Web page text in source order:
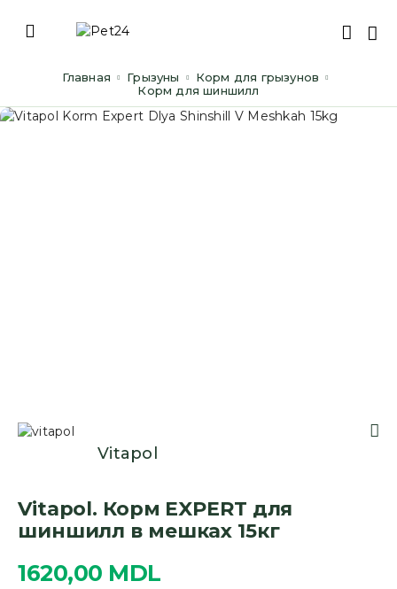
Главная Грызуны
Корм для грызунов
Корм для шиншилл
Vitapol
Vitapol. Корм EXPERT для
шиншилл в мешках 15кг
1620,00 MDL